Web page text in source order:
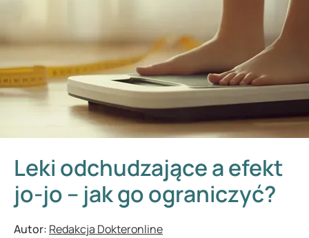
Leki odchudzające a efekt
jo-jo – jak go ograniczyć?
Autor: Redakcja Dokteronline